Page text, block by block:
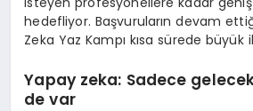
hedefliyor. Başvuruların devam
Zeka Yaz Kampı kısa sürede büyük
Yapay zeka: Sadece
de var